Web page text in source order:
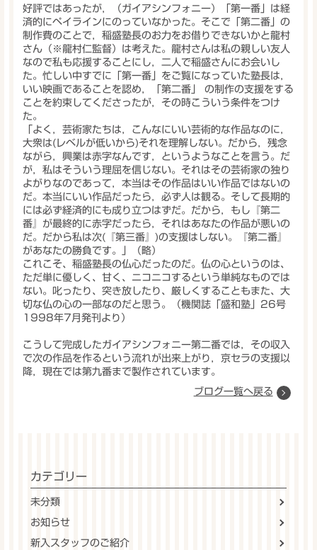
好評ではあったが，（ガイアシンフォニー）「第一番」は経
済的にペイラインにのっていなかった。そこで「第二番」の
制作費のことで，稲盛塾長のお力をお借りできないかと龍村
さん（※龍村仁監督）は考えた。龍村さんは私の親しい友人
なので私も応援することにし，二人で稲盛さんにお会いし
た。忙しい中すでに「第一番」をご覧になっていた塾長は，
いい映画であることを認め，「第二番」 の制作の支援をする
ことを約束してくださったが，その時こういう条件をつけ
た。
「よく，芸術家たちは，こんなにいい芸術的な作品なのに，
大衆は(レベルが低いから)それを理解しない。だから，残念
ながら，興業は赤字なんです，というようなことを言う。だ
が，私はそういう理屈を信じない。それはその芸術家の独り
よがりなのであって，本当はその作品はいい作品ではないの
だ。本当にいい作品だったら，必ず人は観る。そして長期的
には必ず経済的にも成り立つはずだ。だから，もし『第二
番』が最終的に赤字だったら，それはあなたの作品が悪いの
だ。だから私は次(『第三番』)の支援はしない。『第二番』
があなたの勝負です。」（略）
これこそ、稲盛塾長の仏心だったのだ。仏の心というのは、
ただ単に優しく、甘く、ニコニコするという単純なものでは
ない。叱ったり、突き放したり、厳しくすることもまた、大
切な仏の心の一部なのだと思う。（機関誌「盛和塾」26号
1998年7月発刊より）
こうして完成したガイアシンフォニー第二番では，その収入
で次の作品を作るという流れが出来上がり，京セラの支援以
降，現在では第九番まで製作されています。
ブログ一覧へ戻る
カテゴリー
未分類
お知らせ
新入スタッフのご紹介